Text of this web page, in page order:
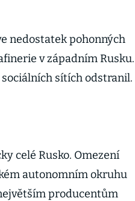
nedostatek pohonných
v západním Rusku.
sítích odstranil.
celé Rusko. Omezení
autonomním okruhu
producentům